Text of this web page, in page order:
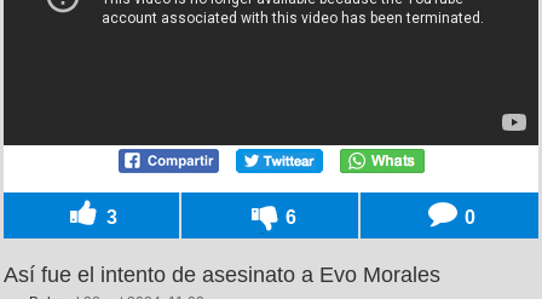
3 6 0
Así fue el intento de asesinato a Evo Morales